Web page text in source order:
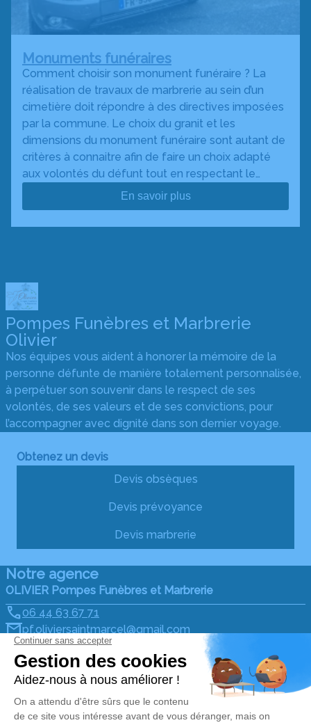
Monuments funéraires
Comment choisir son monument funéraire ? La
réalisation de travaux de marbrerie au sein d’un
cimetière doit répondre à des directives imposées
par la commune. Le choix du granit et les
dimensions du monument funéraire sont autant de
critères à connaitre afin de faire un choix adapté
aux volontés du défunt tout en respectant le…
En savoir plus
Pompes Funèbres et Marbrerie
Olivier
Nos équipes vous aident à honorer la mémoire de la
personne défunte de manière totalement personnalisée,
à perpétuer son souvenir dans le respect de ses
volontés, de ses valeurs et de ses convictions, pour
l’accompagner avec dignité dans son dernier voyage.
Obtenez un devis
Devis obsèques
Devis prévoyance
Devis marbrerie
Notre agence
OLIVIER Pompes Funèbres et Marbrerie
06 44 63 67 71
pf.oliviersaintmarcel@gmail.com
12 Parc d'activité de la Paviotaie - 56140 - Saint-
Marcel
4.8/5 - 49 avis
Nos Services
Organiser des Obsèques
Liens utiles
Avis de décès